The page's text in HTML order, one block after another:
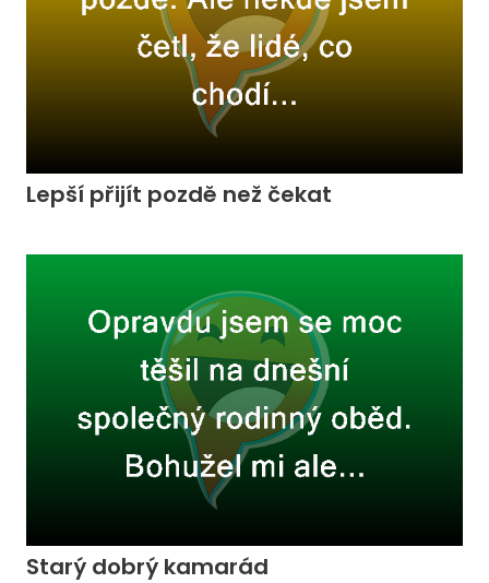
Lepší přijít pozdě než čekat
Starý dobrý kamarád